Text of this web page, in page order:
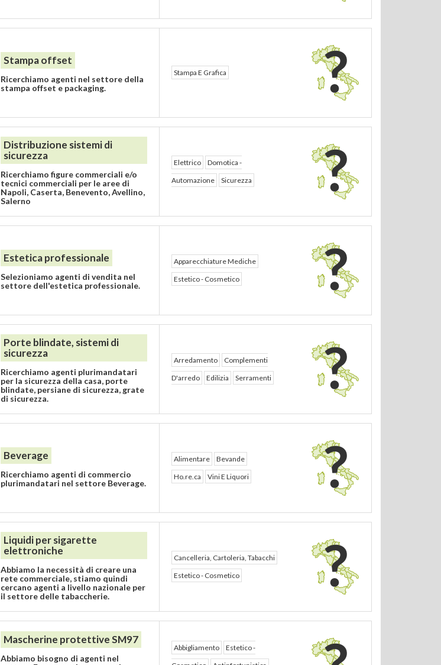
Stampa offset
Ricerchiamo agenti nel settore della
stampa offset e packaging.
Stampa E Grafica
Distribuzione sistemi di
sicurezza
Ricerchiamo figure commerciali e/o
tecnici commerciali per le aree di
Napoli, Caserta, Benevento, Avellino,
Salerno
Elettrico
Domotica -
Automazione
Sicurezza
Estetica professionale
Selezioniamo agenti di vendita nel
settore dell'estetica professionale.
Apparecchiature Mediche
Estetico - Cosmetico
Porte blindate, sistemi di
sicurezza
Ricerchiamo agenti plurimandatari
per la sicurezza della casa, porte
blindate, persiane di sicurezza, grate
di sicurezza.
Arredamento
Complementi
D'arredo
Edilizia Serramenti
Beverage
Ricerchiamo agenti di commercio
plurimandatari nel settore Beverage.
Alimentare
Bevande
Ho.re.ca
Vini E Liquori
Liquidi per sigarette
elettroniche
Abbiamo la necessità di creare una
rete commerciale, stiamo quindi
cercano agenti a livello nazionale per
il settore delle tabaccherie.
Cancelleria, Cartoleria, Tabacchi
Estetico - Cosmetico
Mascherine protettive SM97
Abbiamo bisogno di agenti nel
Abbigliamento
Estetico -